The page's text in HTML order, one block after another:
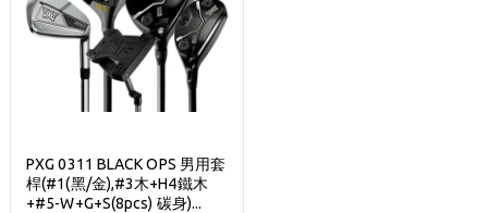
PXG 0311 BLACK OPS 男用套
桿(#1(黑/金),#3木+H4鐵木
+#5-W+G+S(8pcs) 碳身)...